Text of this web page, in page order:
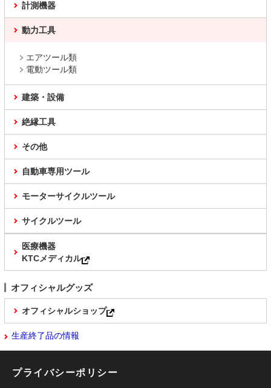
計測機器
動力工具
エアツール類
電動ツール類
建築・設備
絶縁工具
その他
自動車専用ツール
モーターサイクルツール
サイクルツール
医療機器
KTCメディカル
オフィシャルグッズ
オフィシャルショップ
生産終了品の情報
プライバシーポリシー